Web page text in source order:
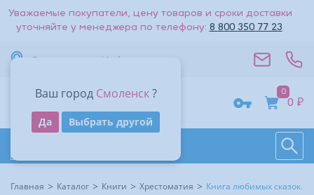
Уважаемые покупатели, цену товаров и сроки доставки
уточняйте у менеджера по телефону: 8 800 350 77 23.
Ваш город Смоленск?
Да Выбрать другой
Смоленск Информация
0
0 ₽
Главная Каталог Книги Хрестоматия Книга любимых сказок.
На большую карту
Адрес
Контакты
Поиск
Получить код
Другие способы входа:
Другие способы входа:
Войти с паролем
Войти
Восстановить